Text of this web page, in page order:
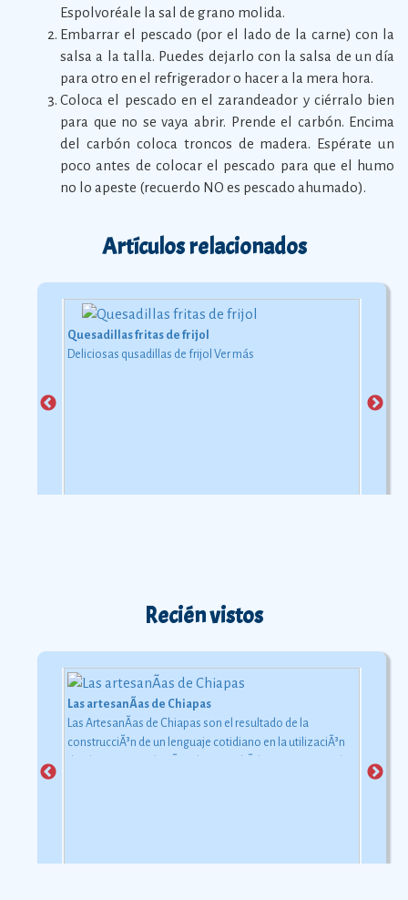
Espolvoréale la sal de grano molida.
Embarrar el pescado (por el lado de la carne) con la
salsa a la talla. Puedes dejarlo con la salsa de un día
para otro en el refrigerador o hacer a la mera hora.
Coloca el pescado en el zarandeador y ciérralo bien
para que no se vaya abrir. Prende el carbón. Encima
del carbón coloca troncos de madera. Espérate un
poco antes de colocar el pescado para que el humo
no lo apeste (recuerdo NO es pescado ahumado).
Artículos relacionados
Quesadillas fritas de frijol
Deliciosas qusadillas de frijol Ver más
Recién vistos
Las artesanÃ­as de Chiapas
Las ArtesanÃ­as de Chiapas son el resultado de la
construcciÃ³n de un lenguaje cotidiano en la utilizaciÃ³n